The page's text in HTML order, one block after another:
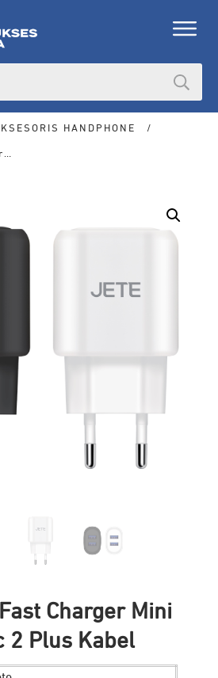
HANDPHONE /
Charger Hp Fast Charger Mini JETE Atomic 2 Plus Kabel
Charger Mini
2 Plus Kabel